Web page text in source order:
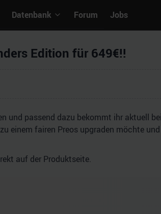
Datenbank Forum Jobs
Edition für 649€!!
und passend dazu bekommt ihr aktuell
einem fairen Preos upgraden möchte
auf der Produktseite.